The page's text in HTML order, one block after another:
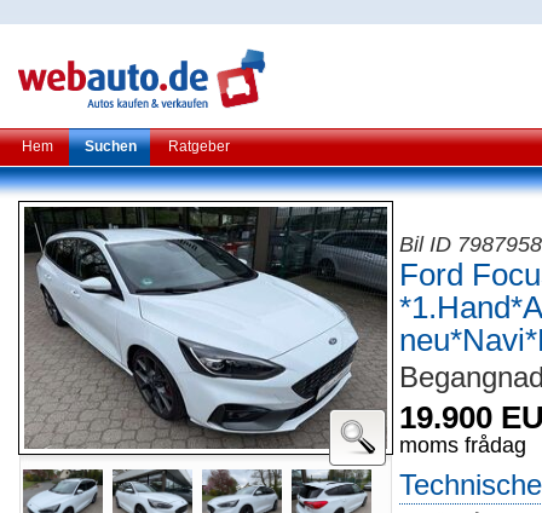
Hem Suchen Ratgeber
Bil ID
Ford
19.900
moms frådag